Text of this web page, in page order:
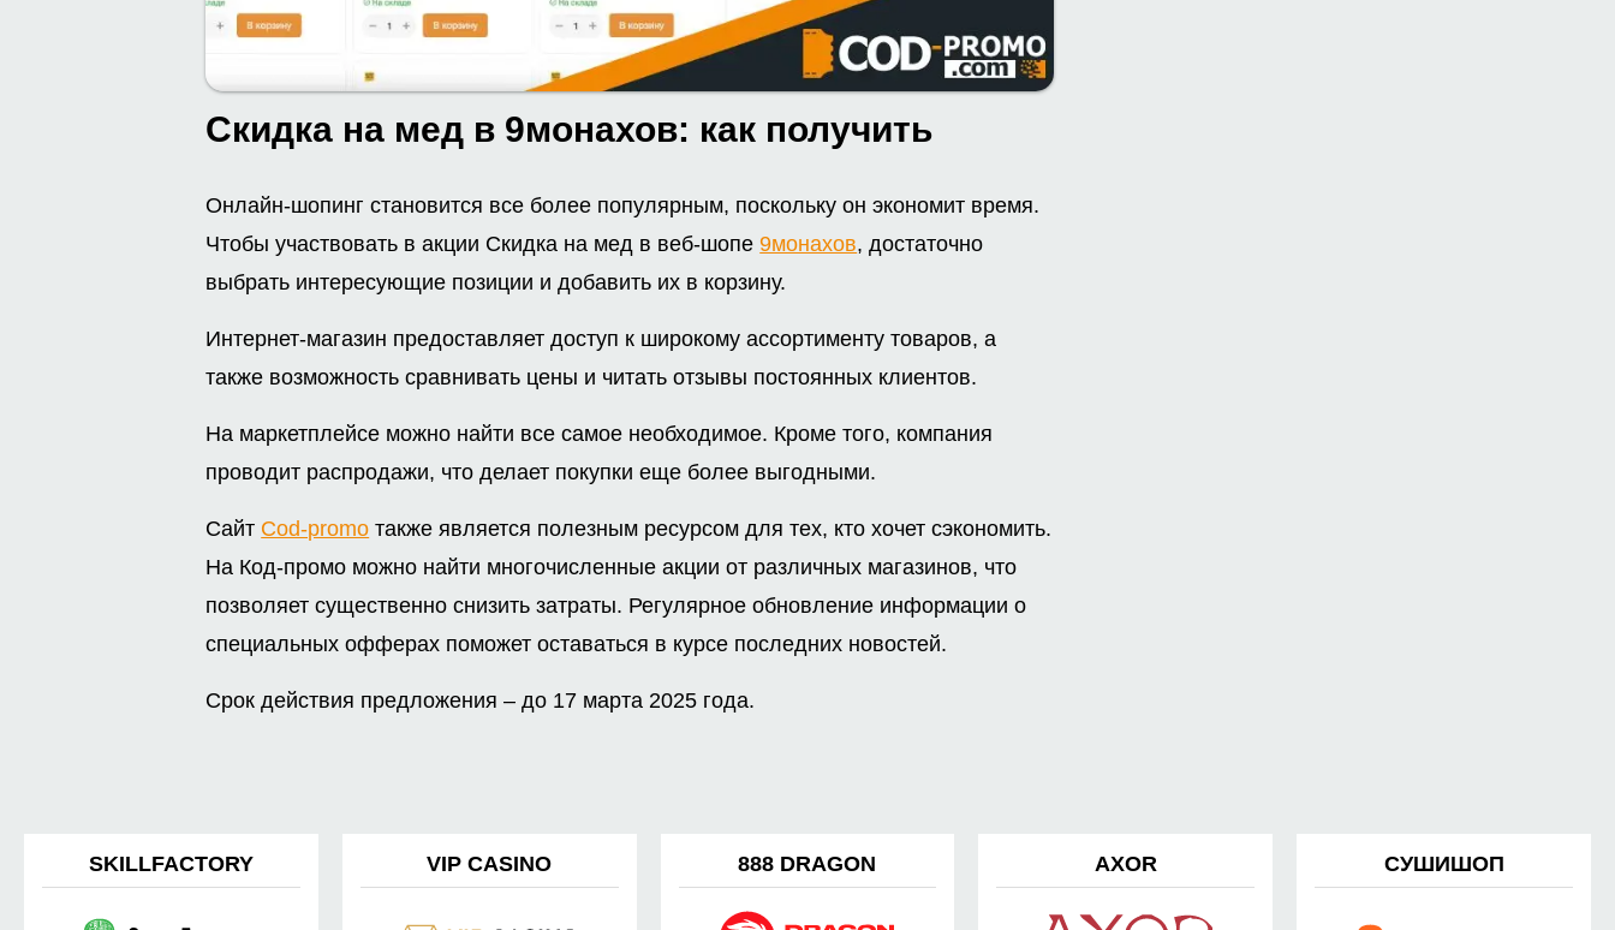
Скидка на мед в 9монахов: как получить
Онлайн-шопинг становится все более популярным, поскольку он экономит время.
Чтобы участвовать в акции Скидка на мед в веб-шопе9монахов, достаточно
выбрать интересующие позиции и добавить их в корзину.
Интернет-магазин предоставляет доступ к широкому ассортименту товаров, а
также возможность сравнивать цены и читать отзывы постоянных клиентов.
На маркетплейсе можно найти все самое необходимое. Кроме того, компания
проводит распродажи, что делает покупки еще более выгодными.
Сайт Cod-promo также является полезным ресурсом для тех, кто хочет сэкономить.
На Код-промо можно найти многочисленные акции от различных магазинов, что
позволяет существенно снизить затраты. Регулярное обновление информации о
специальных офферах поможет оставаться в курсе последних новостей.
Срок действия предложения – до 17 марта 2025 года.
SKILLFACTORY VIP CASINO 888 DRAGON AXOR СУШИШОП